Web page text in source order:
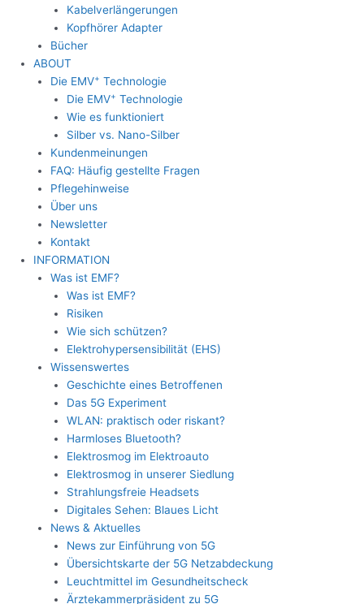
Kabelverlängerungen
Kopfhörer Adapter
Bücher
ABOUT
Die EMV+ Technologie
Die EMV+ Technologie
Wie es funktioniert
Silber vs. Nano-Silber
Kundenmeinungen
FAQ: Häufig gestellte Fragen
Pflegehinweise
Über uns
Newsletter
Kontakt
INFORMATION
Was ist EMF?
Was ist EMF?
Risiken
Wie sich schützen?
Elektrohypersensibilität (EHS)
Wissenswertes
Geschichte eines Betroffenen
Das 5G Experiment
WLAN: praktisch oder riskant?
Harmloses Bluetooth?
Elektrosmog im Elektroauto
Elektrosmog in unserer Siedlung
Strahlungsfreie Headsets
Digitales Sehen: Blaues Licht
News & Aktuelles
News zur Einführung von 5G
Übersichtskarte der 5G Netzabdeckung
Leuchtmittel im Gesundheitscheck
Ärztekammerpräsident zu 5G